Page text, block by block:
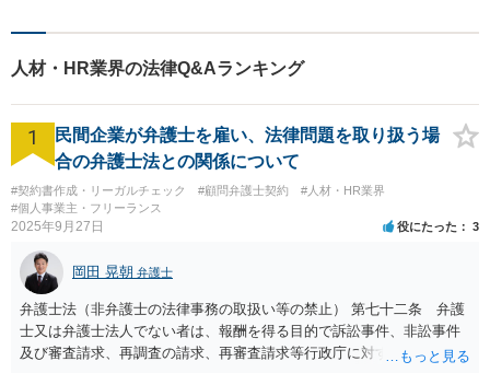
お電話ください。
人材・HR業界の法律Q&Aランキング
1
民間企業が弁護士を雇い、法律問題を取り扱う場
合の弁護士法との関係について
#契約書作成・リーガルチェック #顧問弁護士契約
#人材・HR業界
#個人事業主・フリーランス
2025年9月27日 役にたった 3
岡田 晃朝 弁護士
弁護士法（非弁護士の法律事務の取扱い等の禁止） 第七十二条 弁護
士又は弁護士法人でない者は、報酬を得る目的で訴訟事件、非訟事件
及び審査請求、再調査の請求、再審査請求等行政庁に対する不服申立